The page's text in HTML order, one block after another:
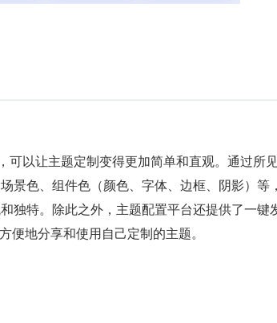
可以让主题定制变得更加简单和直观。通过所
景色、组件色（颜色、字体、边框、阴影）等
独特。除此之外，主题配置平台还提供了一键
便地分享和使用自己定制的主题。